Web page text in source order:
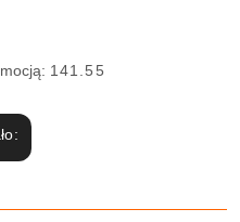
141.55